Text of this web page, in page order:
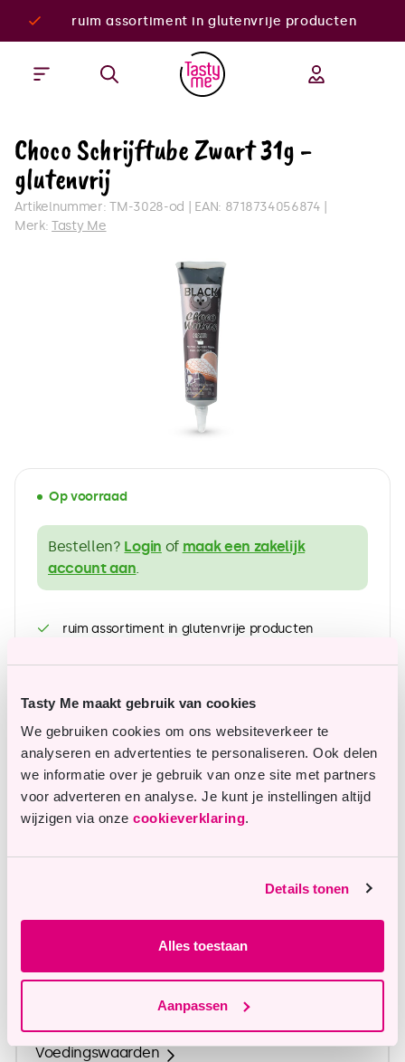
Tasty Me maakt gebruik van cookies
We gebruiken cookies om ons websiteverkeer te
analyseren en advertenties te personaliseren. Ook delen
we informatie over je gebruik van onze site met partners
voor adverteren en analyse. Je kunt je instellingen altijd
wijzigen via onze cookieverklaring.
Details tonen
Alles toestaan
Aanpassen
ruim assortiment in glutenvrije producten
Choco Schrijftube Zwart 31g -
glutenvrij
Artikelnummer:TM-3028-od EAN: 8718734056874
Merk:Tasty Me
Op voorraad
Bestellen? Login of maak een zakelijk
account aan
ruim assortiment in glutenvrije producten
Vragen of opmerkingen?
Onze klantenservice staat je graag te woord en
helpt je graag verder.
Voedingswaarden